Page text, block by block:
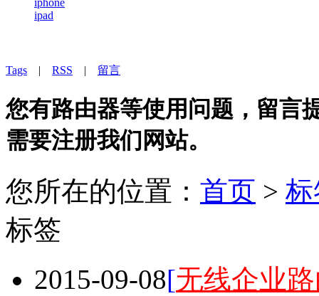
iphone
ipad
Tags | RSS | 留言
您有路由器等使用问题，留言
需要注册我们网站。
您所在的位置： 首页 >
标签
2015-09-08[无线企业